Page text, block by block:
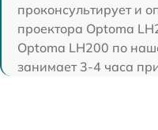
проконсультирует и
проектора Optoma
Optoma LH200 по
занимает 3-4 часа